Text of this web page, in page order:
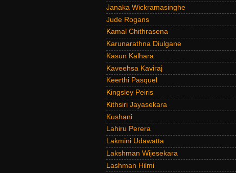
Janaka Wickramasinghe
Jude Rogans
Kamal Chithrasena
Karunarathna Diulgane
Kasun Kalhara
Kaveehsa Kaviraj
Keerthi Pasquel
Kingsley Peiris
Kithsiri Jayasekara
Kushani
Lahiru Perera
Lakmini Udawatta
Lakshman Wijesekara
Lashman Hilmi